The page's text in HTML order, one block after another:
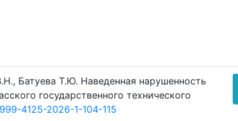
Батуева Т.Ю. Наведенная нарушенность
государственного технического
4125-2026-1-104-115